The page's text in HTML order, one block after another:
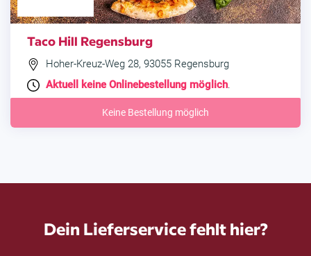
Taco Hill Regensburg
Hoher-Kreuz-Weg 28, 93055 Regensburg
Aktuell keine Onlinebestellung möglich.
Keine Bestellung möglich
Dein Lieferservice fehlt hier?